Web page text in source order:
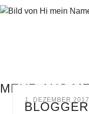
MEHR AUS
1. DEZEMBER 2017